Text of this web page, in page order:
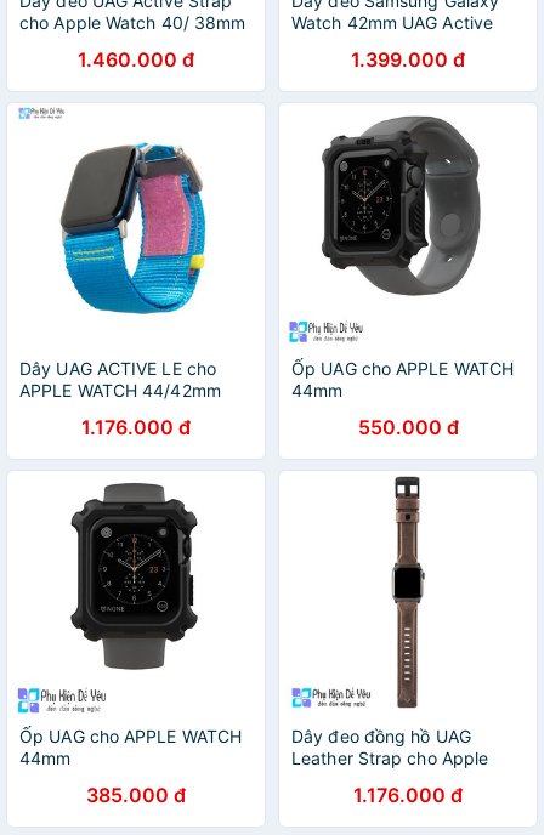
cho Apple Watch 40/ 38mm
Apple Watch SE
1.460.000 đ
Watch 42mm UAG Active
1.399.000 đ
Dây UAG ACTIVE LE cho
APPLE WATCH 44/42mm
1.176.000 đ
Ốp UAG cho APPLE WATCH
44mm
550.000 đ
Ốp UAG cho APPLE WATCH
44mm
385.000 đ
Dây đeo đồng hồ UAG
Leather Strap cho Apple
Watch S6 và Apple watch
SE
1.176.000 đ